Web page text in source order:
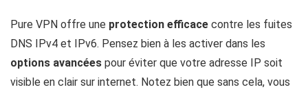
Pure VPN offre une protection efficace contre les fuites
DNS IPv4 et IPv6. Pensez bien à les activer dans les
options avancées pour éviter que votre adresse IP soit
visible en clair sur internet. Notez bien que sans cela, vous